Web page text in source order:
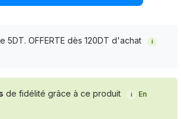
5DT. OFFERTE dès 120DT d'achat i
de fidélité grâce à ce produit i
En